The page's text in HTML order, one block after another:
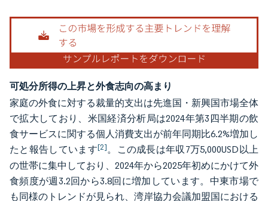
可処分所得の上昇と外食志向の高まり
家庭の外食に対する裁量的支出は先進国・新興国市場全体
で拡大しており、米国経済分析局は2024年第3四半期の飲
食サービスに関する個人消費支出が前年同期比6.2%増加し
たと報告しています[2]。この成長は年収7万5,000USD以上
の世帯に集中しており、2024年から2025年初めにかけて外
食頻度が週3.2回から3.8回に増加しています。中東市場で
も同様のトレンドが見られ、湾岸協力会議加盟国における